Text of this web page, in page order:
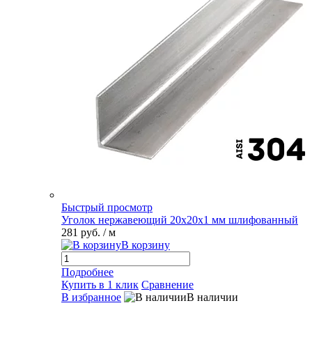
Быстрый просмотр
Уголок нержавеющий 20х20х1 мм шлифованный
281 руб. / м
В корзину
Подробнее
Купить в 1 клик Сравнение
В избранное
В наличии